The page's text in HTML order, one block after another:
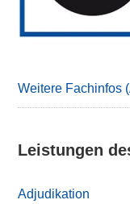
Weitere Fachinfos
Leistungen
Adjudikation